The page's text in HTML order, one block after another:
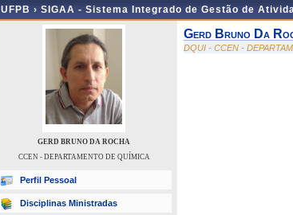
UFPB › SIGAA - Sistema Integrado de Gestão de
GERD BRUNO DA ROCHA
CCEN - DEPARTAMENTO DE QUÍMICA
Perfil Pessoal
Disciplinas Ministradas
Gerd Bruno Da
DQUI - CCEN -